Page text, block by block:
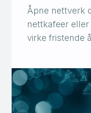
Åpne nettverk
nettkafeer
virke fristende